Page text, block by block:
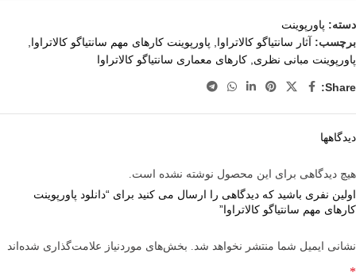
دسته: پاورپوینت
برچسب: آثار سانتیاگو کالاتراوا, پاورپوینت کارهای مهم سانتیاگو کالاتراوا,
پاورپوینت مبانی نظری, کارهای معماری سانتیاگو کالاتراوا
Share:
دیدگاهها
هیچ دیدگاهی برای این محصول نوشته نشده است.
اولین نفری باشید که دیدگاهی را ارسال می کنید برای “دانلود پاورپوینت
کارهای مهم سانتیاگو کالاتراوا”
نشانی ایمیل شما منتشر نخواهد شد. بخش‌های موردنیاز علامت‌گذاری شده‌اند
*